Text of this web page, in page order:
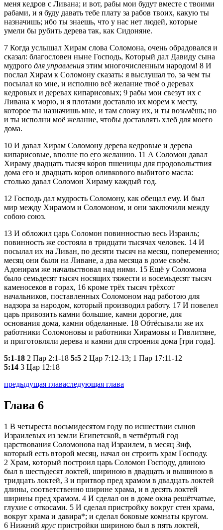
меня кедров с Ливана; и вот, рабы мои будут вместе с твоими
рабами, и я буду давать тебе плату за рабов твоих, какую ты
назначишь; ибо ты знаешь, что у нас нет людей, которые
умели бы рубить дерева так, как Сидоняне.
7 Когда услышал Хирам слова Соломона, очень обрадовался и
сказал: благословен ныне Господь, Который дал Давиду сына
мудрого для управления этим многочисленным народом! 8 И
послал Хирам к Соломону сказать: я выслушал то, за чем ты
посылал ко мне, и исполню всё желание твоё о деревах
кедровых и деревах кипарисовых; 9 рабы мои свезут их с
Ливана к морю, и я плотами доставлю их морем к месту,
которое ты назначишь мне, и там сложу их, и ты возьмёшь; но
и ты исполни моё желание, чтобы доставлять хлеб для моего
дома.
10 И давал Хирам Соломону дерева кедровые и дерева
кипарисовые, вполне по его желанию. 11 А Соломон давал
Хираму двадцать тысяч ко́ров пшеницы для продовольствия
дома его и двадцать ко́ров оливкового выбитого масла:
столько давал Соломон Хираму каждый год.
12 Господь дал мудрость Соломону, как обещал ему. И был
мир между Хирамом и Соломоном, и они заключили между
собою союз.
13 И обложил царь Соломон повинностью весь Израиль;
повинность же состояла в тридцати тысячах человек. 14 И
посылал их на Ливан, по десяти тысяч на месяц, попеременно;
месяц они были на Ливане, а два месяца в доме своём.
Адонирам же начальствовал над ними. 15 Ещё у Соломона
было семьдесят тысяч носящих тяжести и восемьдесят тысяч
каменосеков в горах, 16 кроме трёх тысяч трёхсот
начальников, поставленных Соломоном над работою для
надзора за народом, который производил работу. 17 И повелел
царь привозить камни большие, камни дорогие, для
основания дома, камни обделанные. 18 Обтёсывали же их
работники Соломоновы и работники Хирамовы и Гивлитяне,
и приготовляли дерева и камни для строения дома [три года].
5:1-18 2 Пар 2:1-18 5:5 2 Цар 7:12-13; 1 Пар 17:11-12
5:14 3 Цар 12:18
предыдущая главаследующая глава
Глава 6
1 В четыреста восьмидесятом году по исшествии сынов
Израилевых из земли Египетской, в четвёртый год
царствования Соломонова над Израилем, в месяц Зиф,
который есть второй месяц, начал он строить храм Господу.
2 Храм, который построил царь Соломон Господу, длиною
был в шестьдесят локтей, шириною в двадцать и вышиною в
тридцать локтей, 3 и притвор пред храмом в двадцать локтей
длины, соответственно ширине храма, и в десять локтей
ширины пред храмом. 4 И сделал он в доме окна решётчатые,
глухие с откосами. 5 И сделал пристройку вокруг стен храма,
вокруг храма и давира*; и сделал боковые комнаты кругом.
6 Нижний ярус пристройки шириною был в пять локтей,